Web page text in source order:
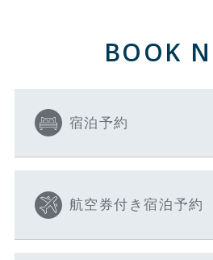
BOOK
宿泊予約
航空券付き宿泊予約